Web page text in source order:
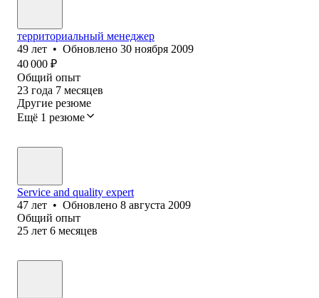
территориальный менеджер
49 лет • Обновлено 30 ноября 2009
40 000 ₽
Общий опыт
23 года 7 месяцев
Другие резюме
Ещё 1 резюме
Service and quality expert
47 лет • Обновлено 8 августа 2009
Общий опыт
25 лет 6 месяцев